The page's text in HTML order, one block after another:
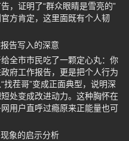
，证明了“群众眼睛是雪亮的”
方肯定，这里面既有个人韧
告写入的深意
全市市民吃了一颗定心丸：你
府工作报告，更是把个人行为
找茬哥”变成正面典型，说明深
处变成改进动力。这种胸怀在
用户直呼过瘾原来正能量也可
象的启示分析